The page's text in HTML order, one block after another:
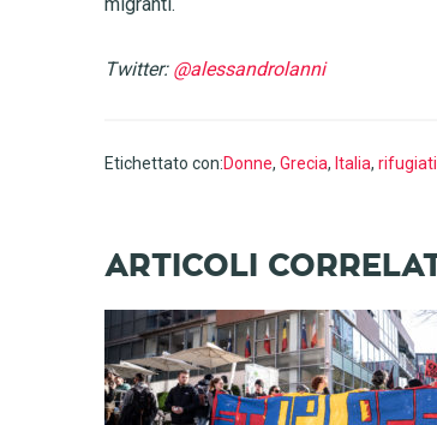
Twitter: @alessandrolanni
Etichettato con:Donne, Grecia, Italia, rifugiati